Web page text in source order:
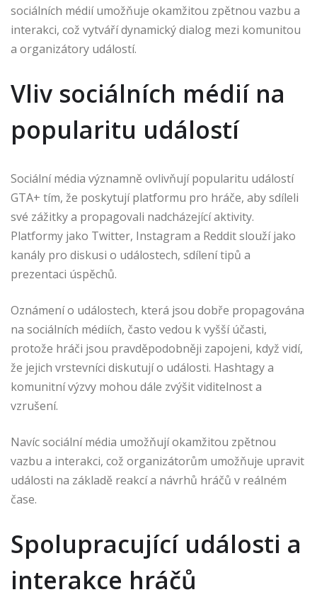
sociálních médií umožňuje okamžitou zpětnou vazbu a
interakci, což vytváří dynamický dialog mezi komunitou
a organizátory událostí.
Vliv sociálních médií na
popularitu událostí
Sociální média významně ovlivňují popularitu událostí
GTA+ tím, že poskytují platformu pro hráče, aby sdíleli
své zážitky a propagovali nadcházející aktivity.
Platformy jako Twitter, Instagram a Reddit slouží jako
kanály pro diskusi o událostech, sdílení tipů a
prezentaci úspěchů.
Oznámení o událostech, která jsou dobře propagována
na sociálních médiích, často vedou k vyšší účasti,
protože hráči jsou pravděpodobněji zapojeni, když vidí,
že jejich vrstevníci diskutují o události. Hashtagy a
komunitní výzvy mohou dále zvýšit viditelnost a
vzrušení.
Navíc sociální média umožňují okamžitou zpětnou
vazbu a interakci, což organizátorům umožňuje upravit
události na základě reakcí a návrhů hráčů v reálném
čase.
Spolupracující události a
interakce hráčů